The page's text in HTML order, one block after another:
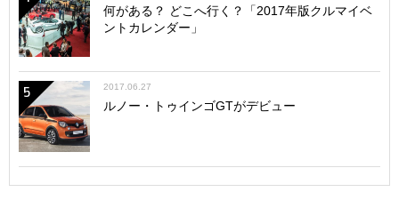
何がある？ どこへ行く？「2017年版クルマイベ
ントカレンダー」
5 2017.06.27
ルノー・トゥインゴGTがデビュー